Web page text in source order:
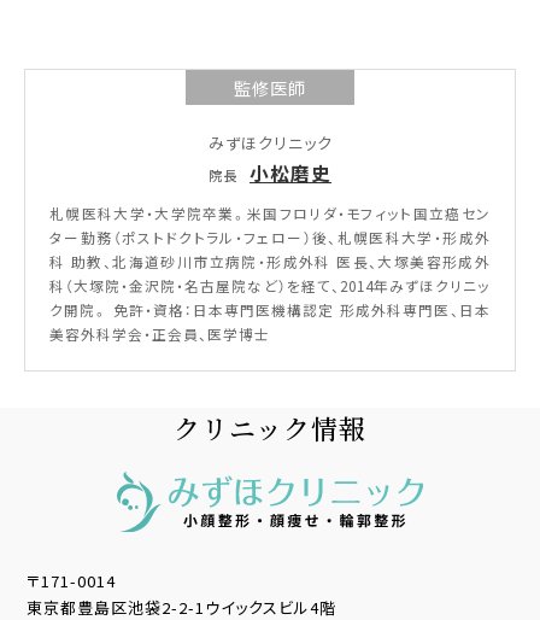
監修医師
みずほクリニック
院長 小松磨史
札幌医科大学・大学院卒業。米国フロリダ・モフィット国立癌セン
ター勤務（ポストドクトラル・フェロー）後、札幌医科大学・形成外
科 助教、北海道砂川市立病院・形成外科 医長、大塚美容形成外
科（大塚院・金沢院・名古屋院など）を経て、2014年みずほクリニッ
ク開院。 免許・資格：日本専門医機構認定 形成外科専門医、日本
美容外科学会・正会員、医学博士
クリニック情報
〒171-0014
東京都豊島区池袋2-2-1ウイックスビル4階